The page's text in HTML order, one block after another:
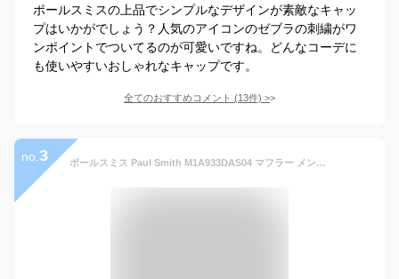
ポールスミスの上品でシンプルなデザインが素敵なキャッ
プはいかがでしょう？人気のアイコンのゼブラの刺繍がワ
ンポイントでついてるのが可愛いですね。どんなコーデに
も使いやすいおしゃれなキャップです。
全てのおすすめコメント (13件) >
no. 3 ポールスミス Paul Smith M1A933DAS04 マフラー メンズ レディース ファッション小物 ストール ウール 180×25 おしゃれ 秋冬 防寒 シンプル ロゴ クリスマス プレゼント ギフト お祝い 通学 通勤 全5色